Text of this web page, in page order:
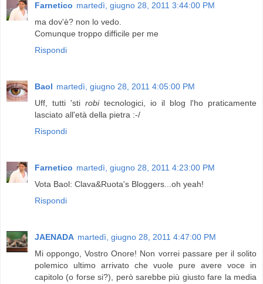
Farnetico martedì, giugno 28, 2011 3:44:00 PM
ma dov'è? non lo vedo.
Comunque troppo difficile per me
Rispondi
Baol martedì, giugno 28, 2011 4:05:00 PM
Uff, tutti 'sti robitecnologici, io il blog l'ho praticamente
lasciato all'età della pietra :-/
Rispondi
Farnetico martedì, giugno 28, 2011 4:23:00 PM
Vota Baol: Clava&Ruota's Bloggers...oh yeah!
Rispondi
JAENADA martedì, giugno 28, 2011 4:47:00 PM
Mi oppongo, Vostro Onore! Non vorrei passare per il solito
polemico ultimo arrivato che vuole pure avere voce in
capitolo (o forse si?), però sarebbe più giusto fare la media